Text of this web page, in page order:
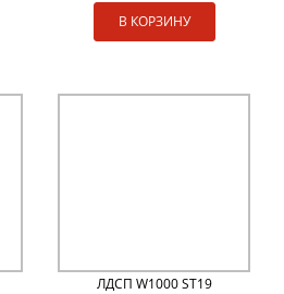
В КОРЗИНУ
ЛДСП W1000 ST19